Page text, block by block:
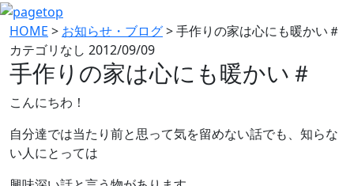
HOME > お知らせ・ブログ>手作りの家は心にも暖かい＃
カテゴリなし 2012/09/09
手作りの家は心にも暖かい＃
こんにちわ！
自分達では当たり前と思って気を留めない話でも、知らな
い人にとっては